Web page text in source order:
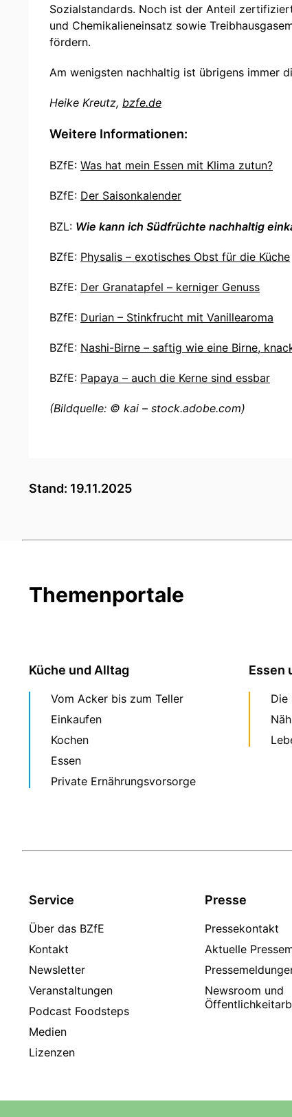
Sozialstandards. Noch ist der Anteil
und Chemikalieneinsatz sowie
fördern.
Am wenigsten nachhaltig ist übrigens immer
Heike Kreutz, bzfe.de
Weitere Informationen:
BZfE: Was hat mein Essen mit Klima zutun?
BZfE: Der Saisonkalender
BZL: Wie kann ich Südfrüchte nachhaltig
BZfE: Physalis – exotisches Obst für die Küche
BZfE: Der Granatapfel – kerniger Genuss
BZfE: Durian – Stinkfrucht mit Vanillearoma
BZfE: Nashi-Birne – saftig wie eine Birne,
BZfE: Papaya – auch die Kerne sind essbar
(Bildquelle: © kai – stock.adobe.com)
Stand: 19.11.2025
Themenportale
Küche und Alltag
Vom Acker bis zum Teller
Einkaufen
Kochen
Essen
Private Ernährungsvorsorge
Essen
Die
Service
Über das BZfE
Kontakt
Newsletter
Veranstaltungen
Podcast Foodsteps
Medien
Lizenzen
Presse
Pressekontakt
Aktuelle
Newsroom und